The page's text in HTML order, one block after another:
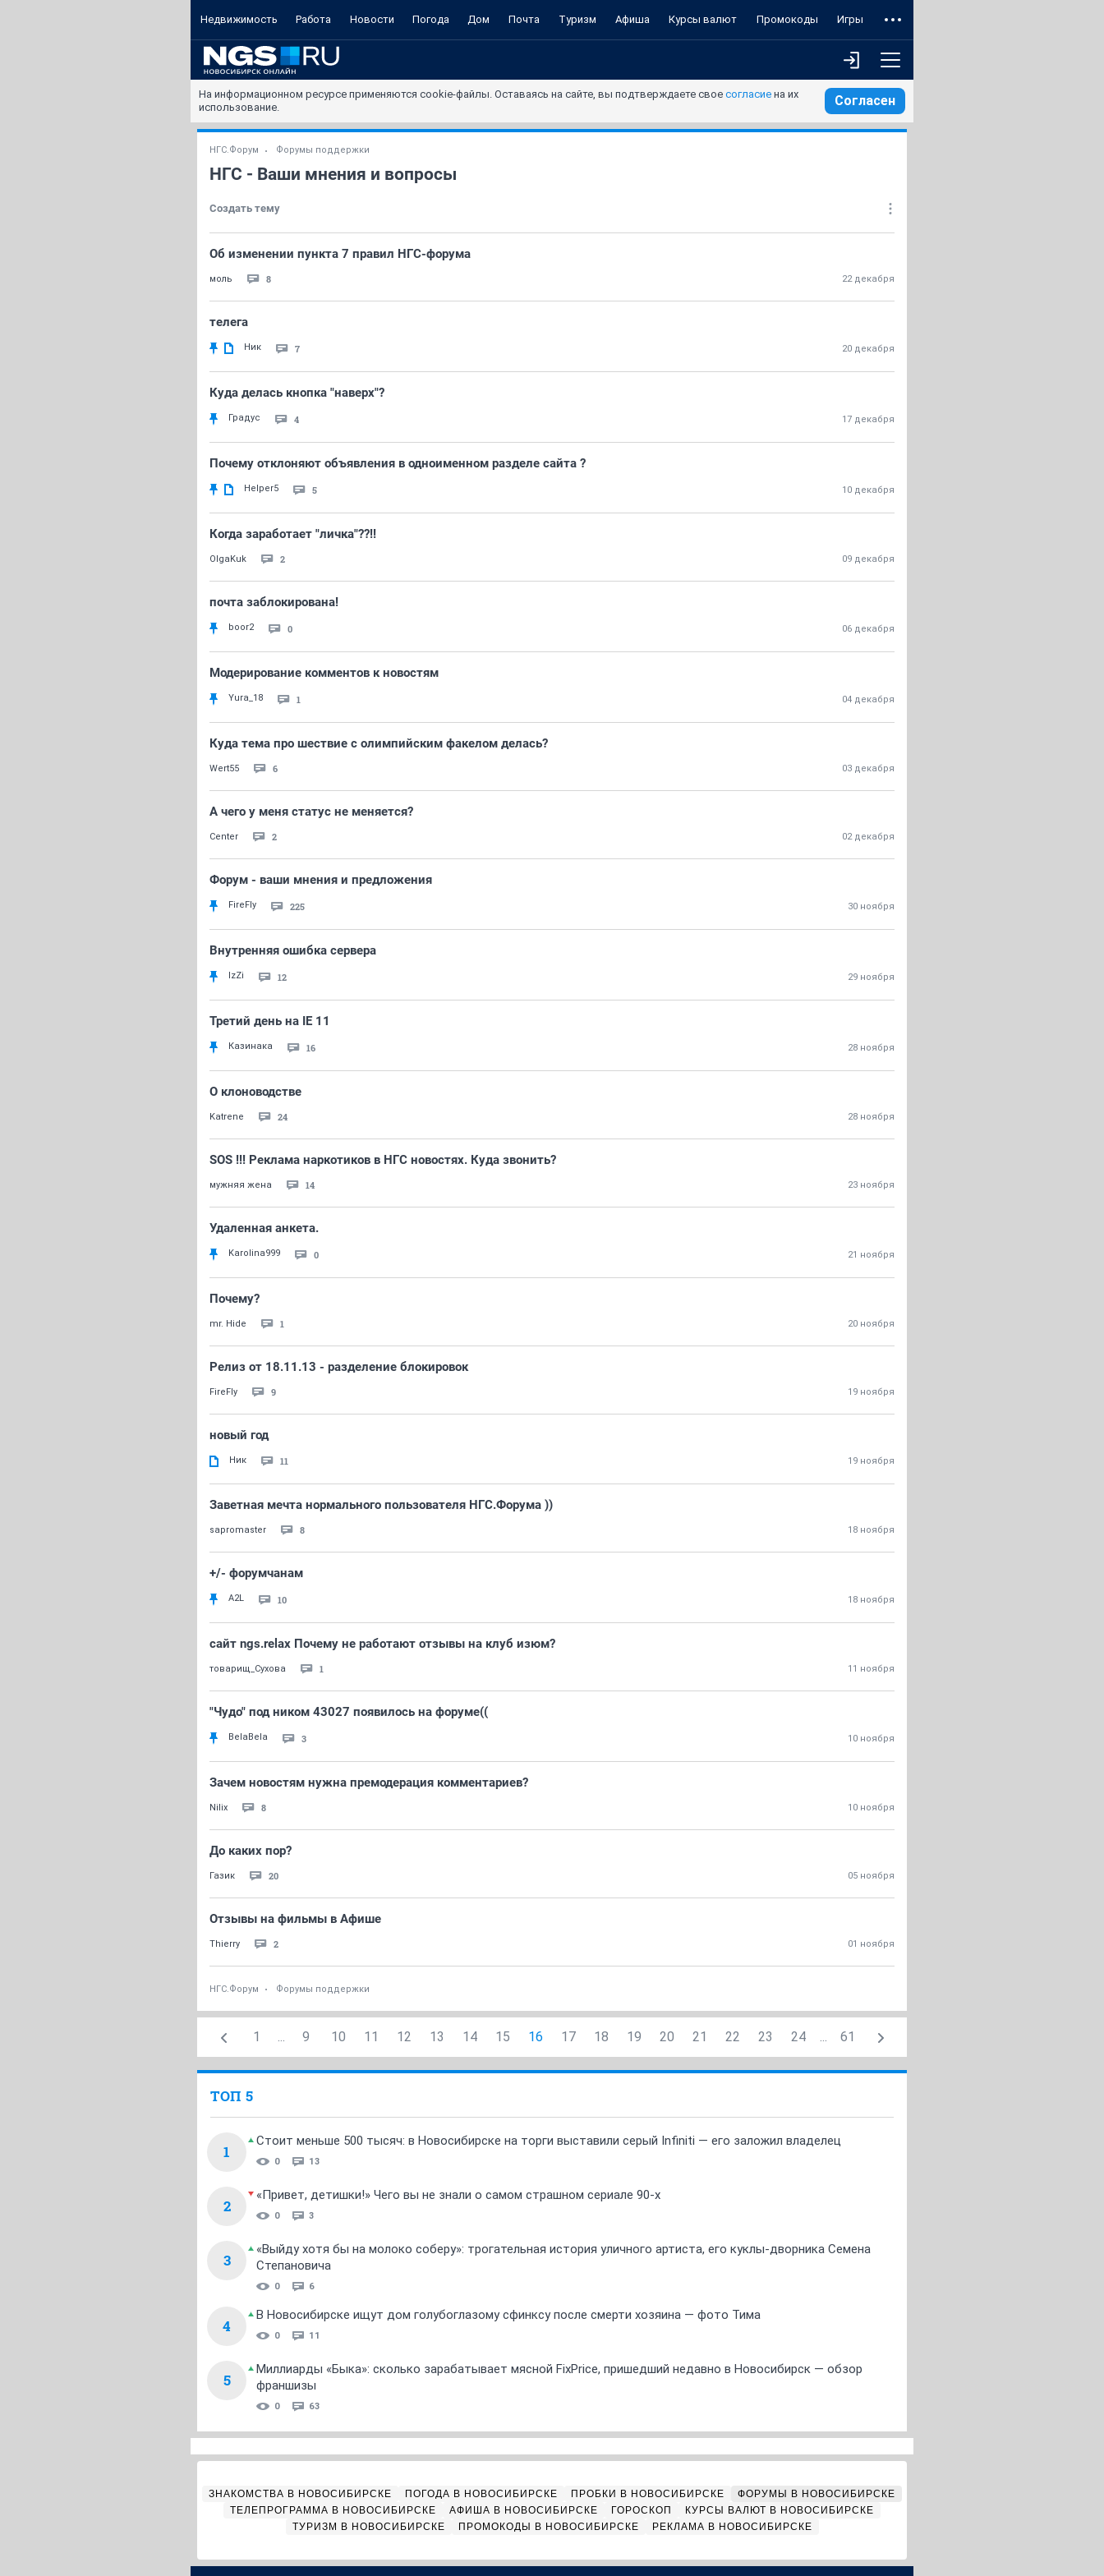
Недвижимость Работа Новости Погода Дом Почта Туризм Афиша Курсы валют Промокоды Игры
На информационном ресурсе применяются cookie-файлы. Оставаясь на сайте, вы подтверждаете свое согласие на их
использование.
Согласен
НГС.Форум Форумы поддержки
НГС - Ваши мнения и вопросы
Создать тему
Об изменении пункта 7 правил НГС-форума
моль 8 22 декабря
телега
Ник 7 20 декабря
Куда делась кнопка "наверх"?
Градус 4 17 декабря
Почему отклоняют объявления в одноименном разделе сайта ?
Helper5 5 10 декабря
Когда заработает "личка"??!!
OlgaKuk 2 09 декабря
почта заблокирована!
boor2 0 06 декабря
Модерирование комментов к новостям
Yura_18 1 04 декабря
Куда тема про шествие с олимпийским факелом делась?
Wert55 6 03 декабря
А чего у меня статус не меняется?
Center 2 02 декабря
Форум - ваши мнения и предложения
FireFly 225 30 ноября
Внутренняя ошибка сервера
IzZi 12 29 ноября
Третий день на IE 11
Казинака 16 28 ноября
О клоноводстве
Katrene 24 28 ноября
SOS !!! Реклама наркотиков в НГС новостях. Куда звонить?
мужняя жена 14 23 ноября
Удаленная анкета.
Karolina999 0 21 ноября
Почему?
mr. Hide 1 20 ноября
Релиз от 18.11.13 - разделение блокировок
FireFly 9 19 ноября
новый год
Ник 11 19 ноября
Заветная мечта нормального пользователя НГС.Форума ))
sapromaster 8 18 ноября
+/- форумчанам
A2L 10 18 ноября
сайт ngs.relax Почему не работают отзывы на клуб изюм?
товарищ_Сухова 1 11 ноября
"Чудо" под ником 43027 появилось на форуме((
BelaBela 3 10 ноября
Зачем новостям нужна премодерация комментариев?
Nilix 8 10 ноября
До каких пор?
Газик 20 05 ноября
Отзывы на фильмы в Афише
Thierry 2 01 ноября
НГС.Форум Форумы поддержки
1 ... 9 10 11 12 13 14 15 16 17 18 19 20 21 22 23 24 ... 61
ТОП 5
1
Стоит меньше 500 тысяч: в Новосибирске на торги выставили серый Infiniti — его заложил владелец
0 13
2
«Привет, детишки!» Чего вы не знали о самом страшном сериале 90-х
0 3
3
«Выйду хотя бы на молоко соберу»: трогательная история уличного артиста, его куклы-дворника Семена
Степановича
0 6
4
В Новосибирске ищут дом голубоглазому сфинксу после смерти хозяина — фото Тима
0 11
5
Миллиарды «Быка»: сколько зарабатывает мясной FixPrice, пришедший недавно в Новосибирск — обзор
франшизы
0 63
ЗНАКОМСТВА В НОВОСИБИРСКЕ ПОГОДА В НОВОСИБИРСКЕ ПРОБКИ В НОВОСИБИРСКЕ
ФОРУМЫ В НОВОСИБИРСКЕ
ТЕЛЕПРОГРАММА В НОВОСИБИРСКЕ
АФИША В НОВОСИБИРСКЕ ГОРОСКОП
КУРСЫ ВАЛЮТ В НОВОСИБИРСКЕ
ТУРИЗМ В НОВОСИБИРСКЕ
ПРОМОКОДЫ В НОВОСИБИРСКЕ РЕКЛАМА В НОВОСИБИРСКЕ